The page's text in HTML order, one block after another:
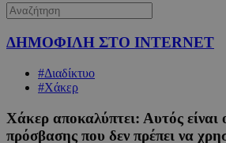
ΔΗΜΟΦΙΛΗ ΣΤΟ INTERNET
#Διαδίκτυο
#Χάκερ
Χάκερ αποκαλύπτει: Αυτός είναι
πρόσβασης που δεν πρέπει να